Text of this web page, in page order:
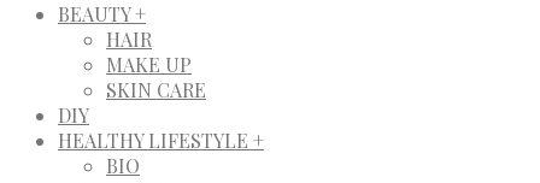
BEAUTY +
HAIR
MAKE UP
SKIN CARE
DIY
HEALTHY LIFESTYLE +
BIO